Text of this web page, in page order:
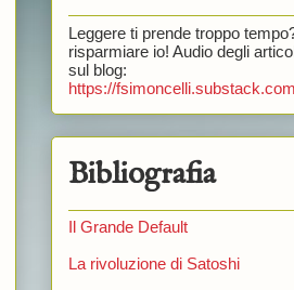
Leggere ti prende troppo
risparmiare io! Audio degli
sul blog:
https://
Bibliografia
Il Grande Default
La rivoluzione di Satoshi